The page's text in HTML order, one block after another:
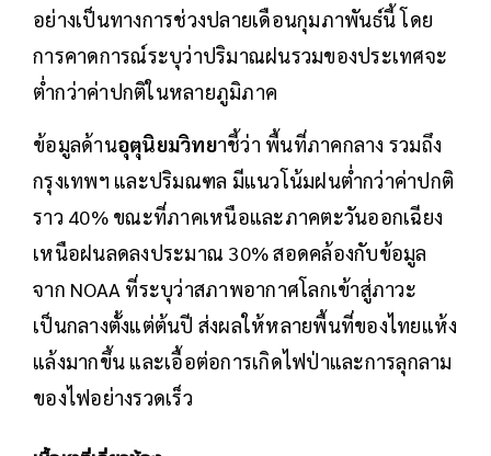
อย่างเป็นทางการช่วงปลายเดือนกุมภาพันธ์นี้ โดย
การคาดการณ์ระบุว่าปริมาณฝนรวมของประเทศจะ
ต่ำกว่าค่าปกติในหลายภูมิภาค
ข้อมูลด้านอุตุนิยมวิทยาชี้ว่า พื้นที่ภาคกลาง รวมถึง
กรุงเทพฯ และปริมณฑล มีแนวโน้มฝนต่ำกว่าค่าปกติ
ราว 40% ขณะที่ภาคเหนือและภาคตะวันออกเฉียง
เหนือฝนลดลงประมาณ 30% สอดคล้องกับข้อมูล
จาก NOAA ที่ระบุว่าสภาพอากาศโลกเข้าสู่ภาวะ
เป็นกลางตั้งแต่ต้นปี ส่งผลให้หลายพื้นที่ของไทยแห้ง
แล้งมากขึ้น และเอื้อต่อการเกิดไฟป่าและการลุกลาม
ของไฟอย่างรวดเร็ว